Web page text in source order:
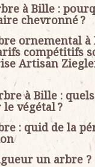
à Bille :
chevronné ?
ornemental
compétitifs
Artisan
à Bille :
végétal ?
: quid de la
un arbre ?